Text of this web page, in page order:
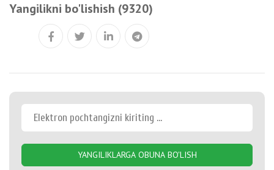
Yangilikni bo'lishish (9320)
YANGILIKLARGA OBUNA BO'LISH